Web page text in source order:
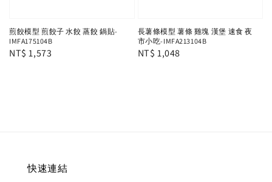
煎餃模型 煎餃子 水餃 蒸餃 鍋貼-
IMFA175104B
Regular
NT$ 1,573
長薯條模型 薯條 雞塊 漢堡 速食 夜
市小吃-IMFA213104B
Regular
NT$ 1,048
快速連結